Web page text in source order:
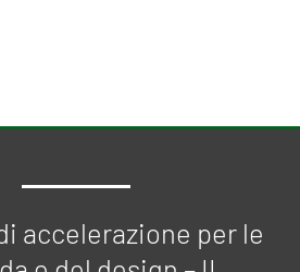
accelerazione per le